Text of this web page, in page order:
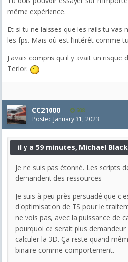
même expérience.
Et si tu ne laisses que les rails tu vas
les fps. Mais où est l’intérêt comme
J'avais compris qu'il y avait un risque
Terlor.
CC21000 608
Posted January 31, 2023
il y a 59 minutes, Michael
Je ne suis pas étonné. Les scripts
demandent des ressources.
Je suis à peu près persuadé que
d'optimisation de TS pour le
ne vois pas, avec la puissance de
pourquoi ce serait plus demandeur
calculer la 3D. Ça reste quand
binaire comme comportement.